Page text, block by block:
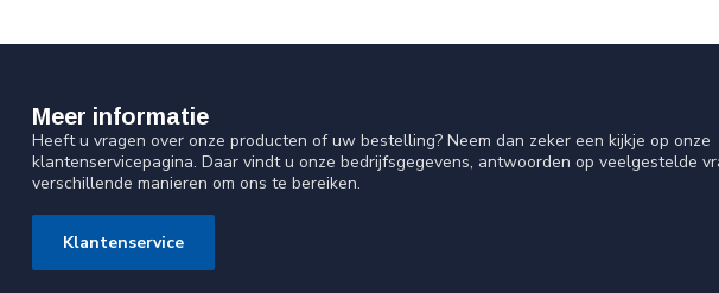
Meer informatie
Heeft u vragen over onze producten of uw bestelling? Neem dan zeker een kijkje op onze
klantenservicepagina. Daar vindt u onze bedrijfsgegevens, antwoorden op veelgestelde
verschillende manieren om ons te bereiken.
Klantenservice